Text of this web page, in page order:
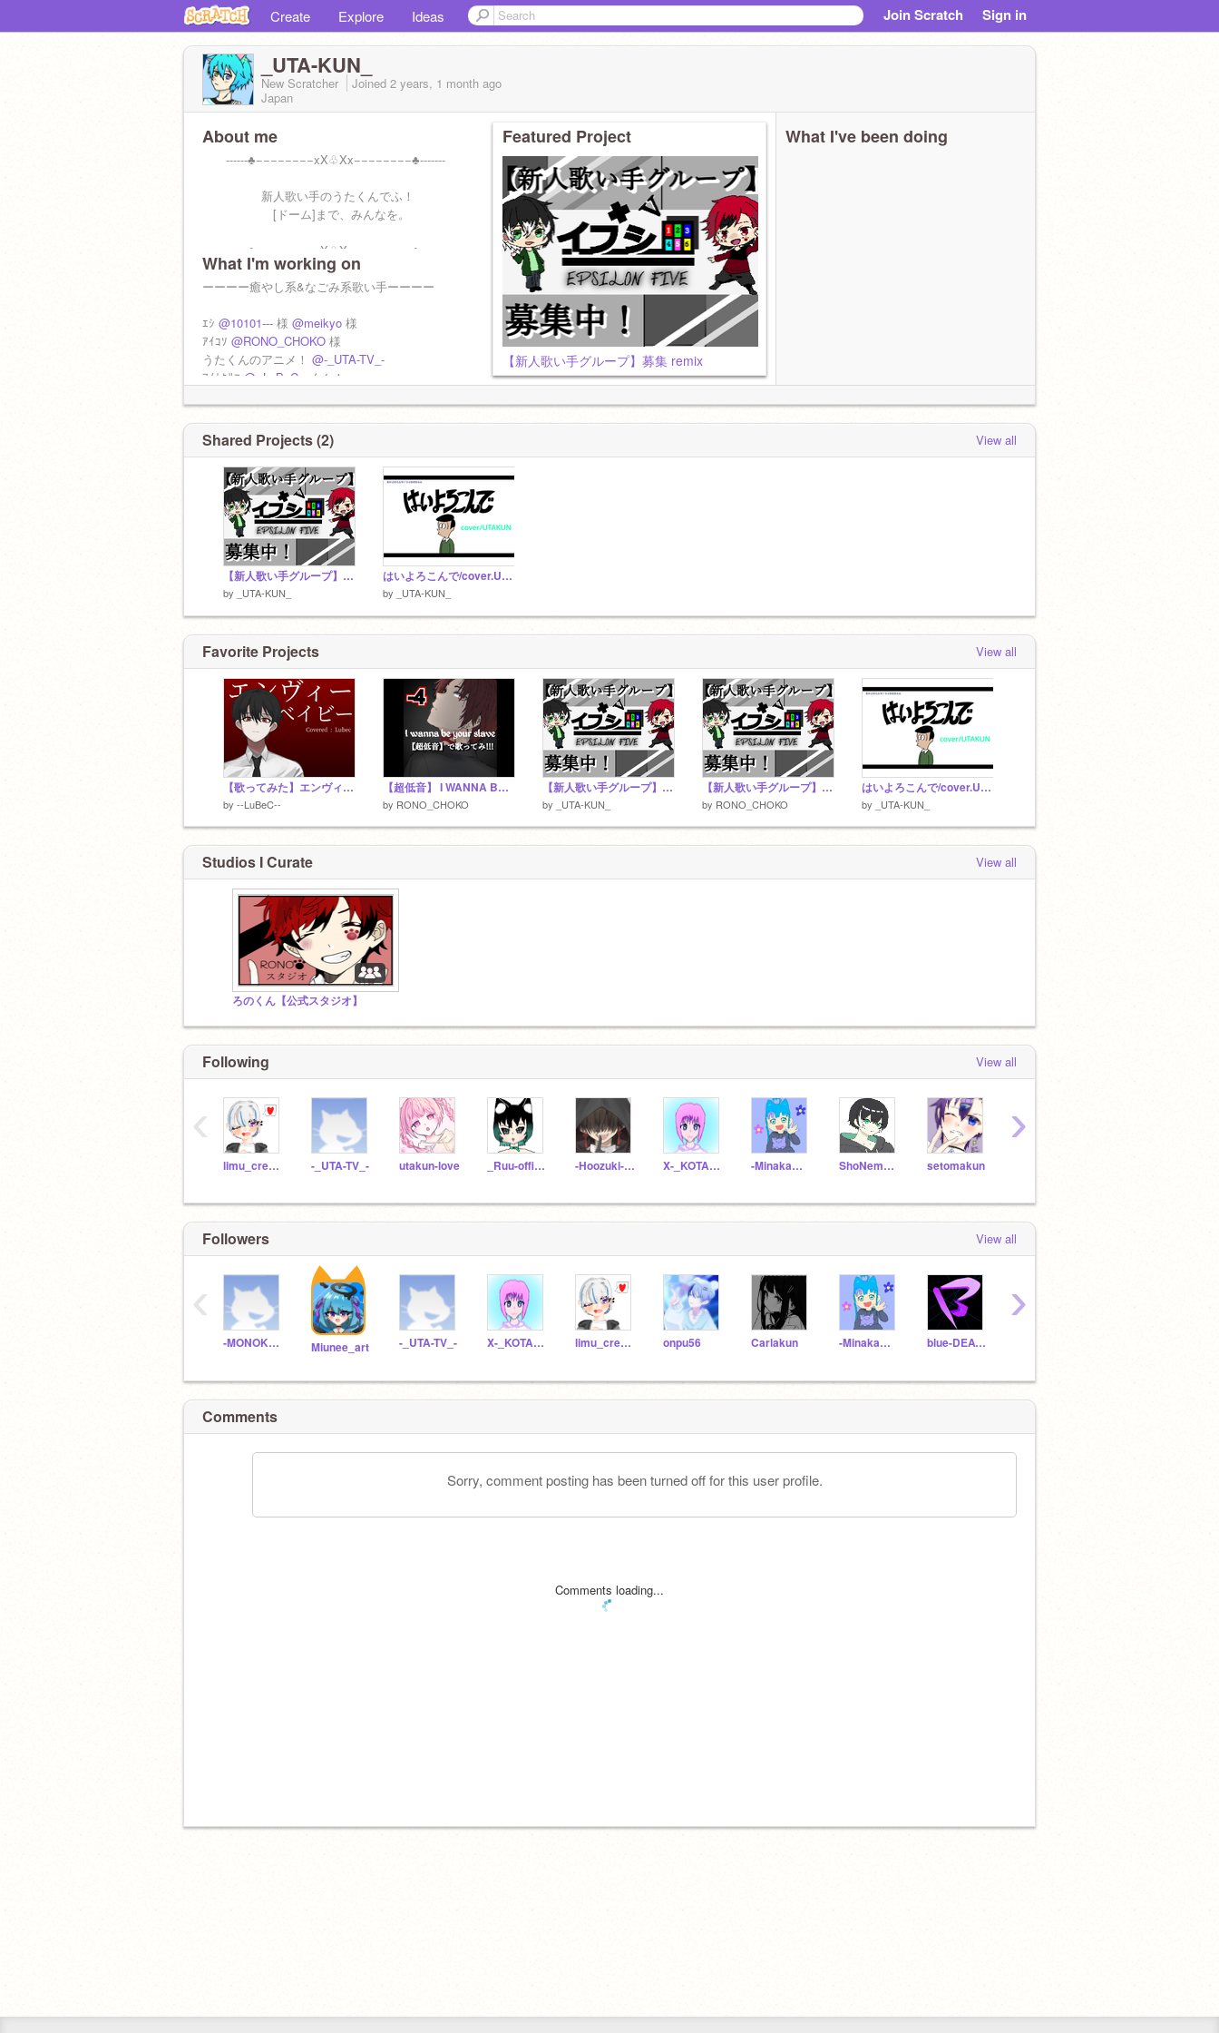
Create Explore Ideas Join Scratch Sign in
_UTA-KUN_
New Scratcher Joined 2 years, 1 month ago
Japan
About me
------♣−−−−−−−−xX♧Xx−−−−−−−−♣-------
新人歌い手のうたくんでふ！
[ドーム]まで、みんなを。
------♣−−−−−−−−xX♧Xx−−−−−−−−♣-------
ﾀﾝｼﾞｮｰﾋﾞ.4/14
ﾈﾝﾚｰ.2歳
ｾｰﾍﾞﾂ.男
*青春レコード
*？？
What I'm working on
ーーーー癒やし系&なごみ系歌い手ーーーー
ｴｼ @10101--- 様 @meikyo 様
ｱｲｺｿ @RONO_CHOKO 様
うたくんのアニメ！ @-_UTA-TV_-
ｱｲｶﾀｻﾏ @--LuBeC-- くん！
FN.うた族
FA.うた美術
＿＿＿ﾙｰﾙ＿＿＿＿
｜勧誘&宣伝はｷﾝｼｰ!｜
｜初タメﾀﾞｲｶﾝｹﾞｰ! ｜
Featured Project
【新人歌い手グループ】募集 remix
What I've been doing
Shared Projects (2) View all
【新人歌い手グループ】募集 remix
by _UTA-KUN_
はいよろこんで/cover.UTAKUN
by _UTA-KUN_
Favorite Projects View all
【歌ってみた】エンヴィーベイビー/るべく
by --LuBeC--
【超低音】 I WANNA BE YOUR SLAVE【歌ってみた】#short
by RONO_CHOKO
【新人歌い手グループ】募集 remix
by _UTA-KUN_
【新人歌い手グループ】募集
by RONO_CHOKO
はいよろこんで/cover.UTAKUN
by _UTA-KUN_
Studios I Curate View all
ろのくん【公式スタジオ】
Following View all
limu_cream -_UTA-TV_- utakun-love _Ruu-official_ -Hoozuki-official- X-_KOTA_-X -Minakami-Sui- ShoNem029 setomakun
‹ ›
Followers View all
-MONOKURO- Miunee_art -_UTA-TV_- X-_KOTA_-X limu_cream onpu56 Carlakun -Minakami-Sui- blue-DEATH
‹ ›
Comments
Sorry, comment posting has been turned off for this user profile.
Comments loading...